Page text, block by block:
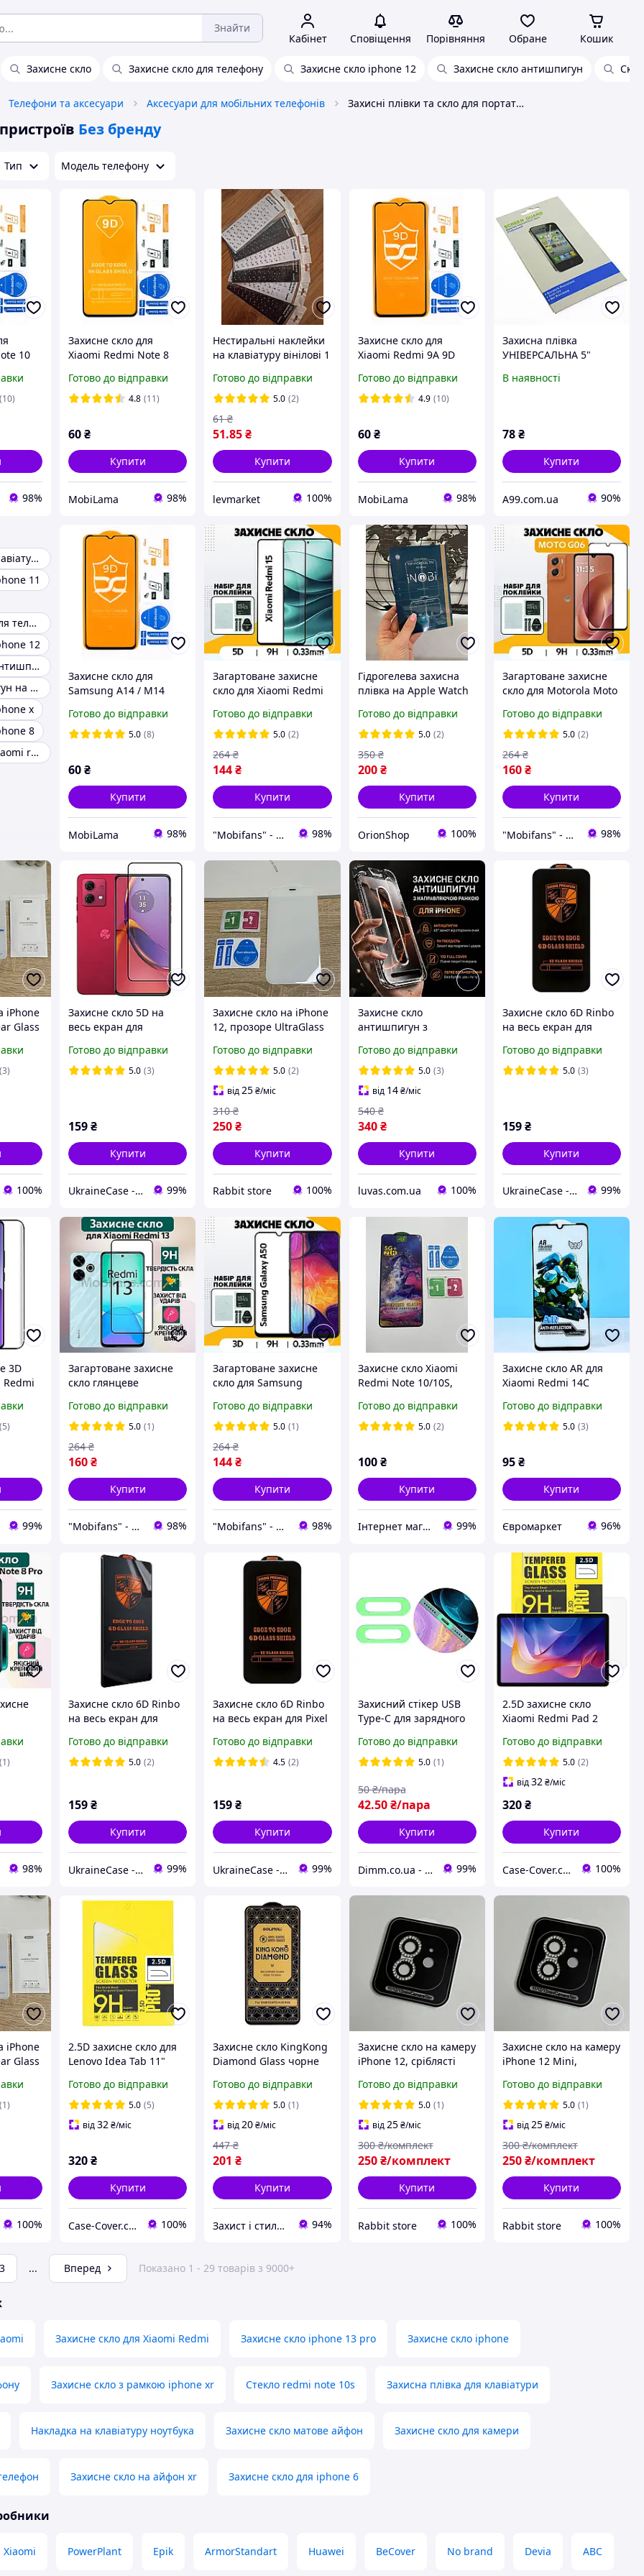
Знайти
Кабінет Сповіщення Порівняння Обране Кошик
Захисне скло Захисне скло для телефону Захисне скло iphone 12 Захисне скло антишпигун
Телефони та аксесуари Аксесуари для мобільних телефонів Захисні плівки та скло для портативних пристроїв Без бренду
Без бренду
Тип Модель телефону
10
(10)
98%
Захисне скло для
Xiaomi Redmi Note 8
Готово до відправки
4.8 (11)
60₴
Купити
MobiLama 98%
Нестиральні наклейки
на клавіатуру вінілові 1
Готово до відправки
5.0 (2)
51.85₴
61 ₴
Купити
levmarket 100%
Захисне скло для
Xiaomi Redmi 9A 9D
Готово до відправки
4.9 (10)
60 ₴
Купити
MobiLama 98%
Захисна плівка
УНІВЕРСАЛЬНА 5"
В наявності
78₴
Купити
A99.com.ua 90%
Наклейки на клавіатуру
11
Захисне скло для телефону
12
Захисне скло антишпигун
Скло антишпигун на айфон 11
x
8
Захисне скло xiaomi redmi 8
Захисне скло для
Samsung A14 / M14
Готово до відправки
5.0 (8)
60₴
Купити
MobiLama 98%
Загартоване захисне
скло для Xiaomi Redmi
повноекранне
протиударне скло на
редмі 15
Готово до відправки
5.0 (2)
144₴
264 ₴
Купити
"Mobifans" - магазин з чудовим сервісом та доступними цінами на аксесуари для гаджетів! 98%
Гідрогелева захисна
плівка на Apple Watch
плівка на годинник Епл
Вотч 11 42 мм (6 шт)
Готово до відправки
5.0 (2)
200 ₴
350 ₴
Купити
OrionShop 100%
Загартоване захисне
скло для Motorola Moto
повноекранне
протиударне скло на
моторолу мото дж 06
Готово до відправки
5.0 (2)
160₴
264 ₴
Купити
"Mobifans" - магазин з чудовим сервісом та доступними цінами на аксесуари для гаджетів! 98%
iPhone
Glass
(3)
100%
Захисне скло 5D на
весь екран для
чорною рамкою
Готово до відправки
5.0 (3)
159₴
Купити
UkraineCase - аксесуари для Huawei, Xiaomi, Meizu, Samsung, Nokia 99%
Захисне скло на iPhone
12, прозоре UltraGlass
Готово до відправки
5.0 (2)
від25₴/міс
250₴
310 ₴
Купити
Rabbit store 100%
Захисне скло
антишпигун з
рамкою для iPhone 16
Pro Max ,скло анти-
шпигун з рамкою на
айфон 16 Про Макс
Готово до відправки
5.0 (3)
від 14 ₴/міс
340 ₴
540 ₴
Купити
luvas.com.ua 100%
Захисне скло 6D Rinbo
на весь екран для
9H клей по всій
поверхні
Готово до відправки
5.0 (3)
159₴
Купити
UkraineCase - аксесуари для Huawei, Xiaomi, Meizu, Samsung, Nokia 99%
3D
Redmi
(5)
99%
Загартоване захисне
скло глянцеве
Xiaomi Redmi 13
протиударне скло на
редмі 13
Готово до відправки
5.0 (1)
160₴
264 ₴
Купити
"Mobifans" - магазин з чудовим сервісом та доступними цінами на аксесуари для гаджетів! 98%
Загартоване захисне
скло для Samsung
повноекранне
протиударне скло на
самсунг а50
Готово до відправки
5.0 (1)
144₴
264 ₴
Купити
"Mobifans" - магазин з чудовим сервісом та доступними цінами на аксесуари для гаджетів! 98%
Захисне скло Xiaomi
Redmi Note 10/10S,
Poco M4 Pro 4G, Poco
M5S
Готово до відправки
5.0 (2)
100 ₴
Купити
Інтернет магазин Salvador 99%
Захисне скло AR для
Xiaomi Redmi 14C
Готово до відправки
5.0 (3)
95₴
Купити
Євромаркет 96%
8
скло
(1)
98%
Захисне скло 6D Rinbo
на весь екран для
клей на всій поверхні
Готово до відправки
5.0 (2)
159₴
Купити
UkraineCase - аксесуари для Huawei, Xiaomi, Meizu, Samsung, Nokia 99%
Захисне скло 6D Rinbo
на весь екран для Pixel
поверхні
Готово до відправки
4.5 (2)
159₴
Купити
UkraineCase - аксесуари для Huawei, Xiaomi, Meizu, Samsung, Nokia 99%
Захисний стікер USB
Type-C для зарядного
гаджетів наклейка ПВХ
від подряпин
глянсова
Готово до відправки
5.0 (1)
42.50 ₴/пара
50 ₴/пара
Купити
Dimm.co.ua - Digital Memory Master Company 99%
2.5D захисне скло
Xiaomi Redmi Pad 2
Готово до відправки
5.0 (2)
від32₴/міс
320₴
Купити
Case-Cover.com.ua 100%
iPhone
Glass
(1)
100%
2.5D захисне скло для
Lenovo Idea Tab 11"
K11 2nd Gen / Xiaoxin
Pad 2025
Готово до відправки
5.0 (5)
від32₴/міс
320₴
Купити
Case-Cover.com.ua 100%
Захисне скло KingKong
Diamond Glass чорне
A36 A56 S24 FE серії A
M
Готово до відправки
5.0 (1)
від20₴/міс
201 ₴
447 ₴
Купити
Захист і стиль — в одному магазині 94%
Захисне скло на камеру
iPhone 12, сріблясті
Diamond Lens
Готово до відправки
5.0 (1)
від25 ₴/міс
250 ₴/комплект
300 ₴/комплект
Купити
Rabbit store 100%
Захисне скло на камеру
iPhone 12 Mini,
камінцями Diamond
Lens
Готово до відправки
5.0 (1)
від25₴/міс
250₴/комплект
300 ₴/комплект
Купити
Rabbit store 100%
3 ... Вперед Показано 1 - 29 товарів з 9000+
Захисне скло для Xiaomi Redmi Захисне скло iphone 13 pro Захисне скло iphone
Захисне скло з рамкою iphone xr Стекло redmi note 10s Захисна плівка для клавіатури
Накладка на клавіатуру ноутбука Захисне скло матове айфон Захисне скло для камери
Захисне скло на айфон xr Захисне скло для iphone 6
Xiaomi PowerPlant Epik ArmorStandart Huawei BeCover No brand Devia ABC